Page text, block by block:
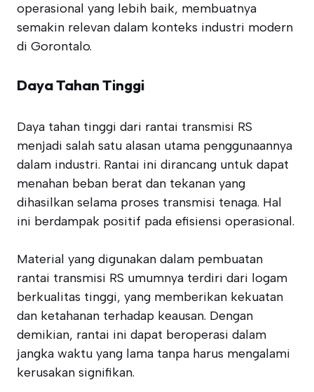
operasional yang lebih baik, membuatnya
semakin relevan dalam konteks industri modern
di Gorontalo.
Daya Tahan Tinggi
Daya tahan tinggi dari rantai transmisi RS
menjadi salah satu alasan utama penggunaannya
dalam industri. Rantai ini dirancang untuk dapat
menahan beban berat dan tekanan yang
dihasilkan selama proses transmisi tenaga. Hal
ini berdampak positif pada efisiensi operasional.
Material yang digunakan dalam pembuatan
rantai transmisi RS umumnya terdiri dari logam
berkualitas tinggi, yang memberikan kekuatan
dan ketahanan terhadap keausan. Dengan
demikian, rantai ini dapat beroperasi dalam
jangka waktu yang lama tanpa harus mengalami
kerusakan signifikan.